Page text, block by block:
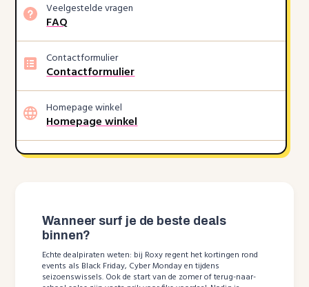
Veelgestelde vragen
FAQ
Contactformulier
Contactformulier
Homepage winkel
Homepage winkel
Wanneer surf je de beste deals
binnen?
Echte dealpiraten weten: bij Roxy regent het kortingen rond
events als Black Friday, Cyber Monday en tijdens
seizoenswissels. Ook de start van de zomer of terug-naar-